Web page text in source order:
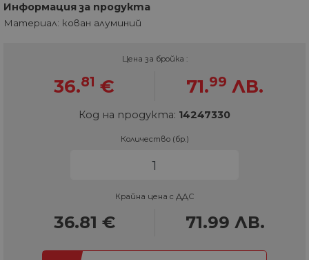
Информация за продукта
Материал: кован алуминий
Цена за бройка :
36.81 € 71.99 ЛВ.
Код на продукта: 14247330
Количество (бр.)
Крайна цена с ДДС
36.81 € 71.99 ЛВ.